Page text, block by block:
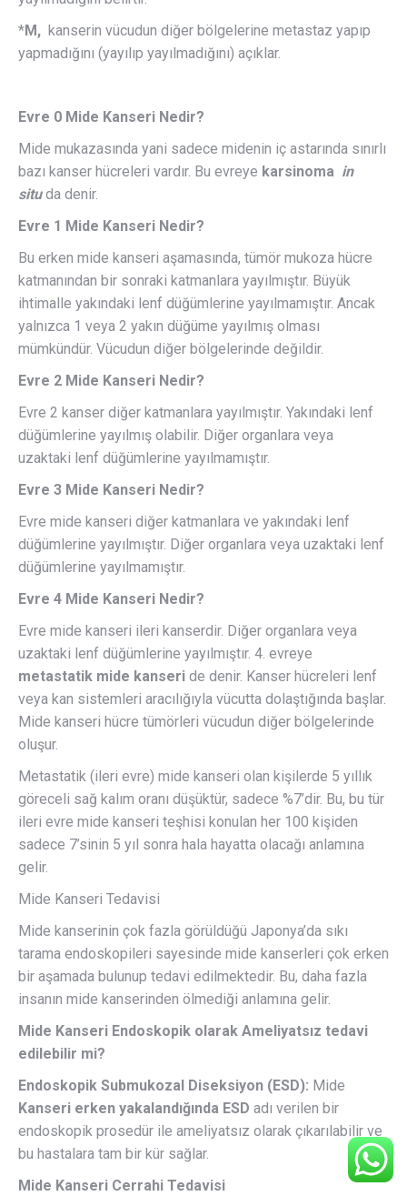
*M, kanserin vücudun diğer bölgelerine metastaz yapıp
yapmadığını (yayılıp yayılmadığını) açıklar.
Evre 0 Mide Kanseri Nedir?
Mide mukazasında yani sadece midenin iç astarında sınırlı
bazı kanser hücreleri vardır. Bu evreye karsinoma in
situda denir.
Evre 1 Mide Kanseri Nedir?
Bu erken mide kanseri aşamasında, tümör mukoza hücre
katmanından bir sonraki katmanlara yayılmıştır. Büyük
ihtimalle yakındaki lenf düğümlerine yayılmamıştır. Ancak
yalnızca 1 veya 2 yakın düğüme yayılmış olması
mümkündür. Vücudun diğer bölgelerinde değildir.
Evre 2 Mide Kanseri Nedir?
Evre 2 kanser diğer katmanlara yayılmıştır. Yakındaki lenf
düğümlerine yayılmış olabilir. Diğer organlara veya
uzaktaki lenf düğümlerine yayılmamıştır.
Evre 3 Mide Kanseri Nedir?
Evre mide kanseri diğer katmanlara ve yakındaki lenf
düğümlerine yayılmıştır. Diğer organlara veya uzaktaki lenf
düğümlerine yayılmamıştır.
Evre 4 Mide Kanseri Nedir?
Evre mide kanseri ileri kanserdir. Diğer organlara veya
uzaktaki lenf düğümlerine yayılmıştır. 4. evreye
metastatik mide kanseri de denir. Kanser hücreleri lenf
veya kan sistemleri aracılığıyla vücutta dolaştığında başlar.
Mide kanseri hücre tümörleri vücudun diğer bölgelerinde
oluşur.
Metastatik (ileri evre) mide kanseri olan kişilerde 5 yıllık
göreceli sağ kalım oranı düşüktür, sadece %7’dir. Bu, bu tür
ileri evre mide kanseri teşhisi konulan her 100 kişiden
sadece 7’sinin 5 yıl sonra hala hayatta olacağı anlamına
gelir.
Mide Kanseri Tedavisi
Mide kanserinin çok fazla görüldüğü Japonya’da sıkı
tarama endoskopileri sayesinde mide kanserleri çok erken
bir aşamada bulunup tedavi edilmektedir. Bu, daha fazla
insanın mide kanserinden ölmediği anlamına gelir.
Mide Kanseri Endoskopik olarak Ameliyatsız tedavi
edilebilir mi?
Endoskopik Submukozal Diseksiyon (ESD): Mide
Kanseri erken yakalandığında ESD adı verilen bir
endoskopik prosedür ile ameliyatsız olarak çıkarılabilir ve
bu hastalara tam bir kür sağlar.
Mide Kanseri Cerrahi Tedavisi